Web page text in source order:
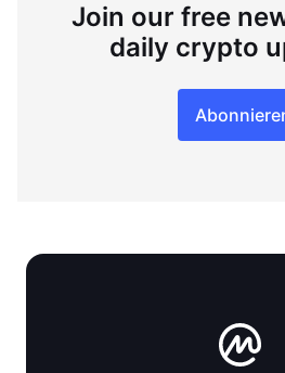
Join our free
daily crypto